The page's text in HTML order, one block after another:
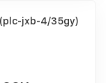
jxb-4/35gy)